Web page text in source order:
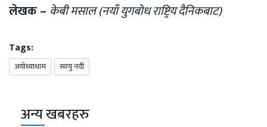
लेखक – केबी मसाल (नयाँ युगबोध राष्ट्रिय दैनिकबाट)
Tags:
अयोध्याधाम सरयु नदी
अन्य खबरहरु